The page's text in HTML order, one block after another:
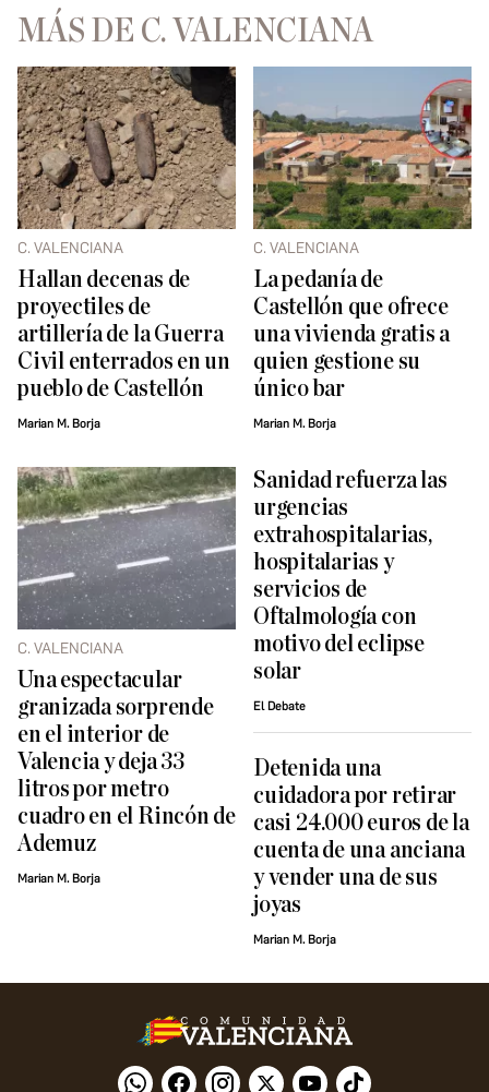
MÁS DE C. VALENCIANA
C. VALENCIANA
Hallan decenas de
proyectiles de
artillería de la Guerra
Civil enterrados en un
pueblo de Castellón
Marian M. Borja
C. VALENCIANA
La pedanía de
Castellón que ofrece
una vivienda gratis a
quien gestione su
único bar
Marian M. Borja
C. VALENCIANA
Una espectacular
granizada sorprende
en el interior de
Valencia y deja 33
litros por metro
cuadro en el Rincón de
Ademuz
Marian M. Borja
Sanidad refuerza las
urgencias
extrahospitalarias,
hospitalarias y
servicios de
Oftalmología con
motivo del eclipse
solar
El Debate
Detenida una
cuidadora por retirar
casi 24.000 euros de la
cuenta de una anciana
y vender una de sus
joyas
Marian M. Borja